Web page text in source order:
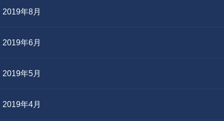
2019年8月
2019年6月
2019年5月
2019年4月